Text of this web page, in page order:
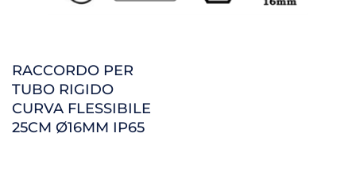
RACCORDO PER
TUBO RIGIDO
CURVA FLESSIBILE
25CM Ø16MM IP65